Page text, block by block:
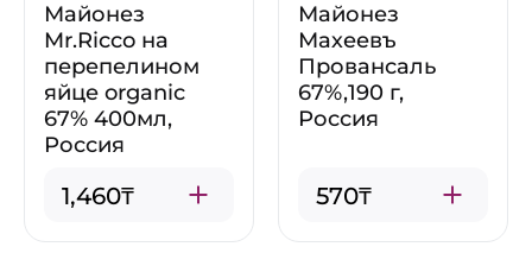
Майонез
Mr.Ricco на
перепелином
яйце organic
67% 400мл,
Россия
1,460₸
Майонез
Махеевъ
Провансаль
67%,190 г,
Россия
570₸